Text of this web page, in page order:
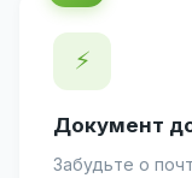
⚡
Документ
Забудьте о